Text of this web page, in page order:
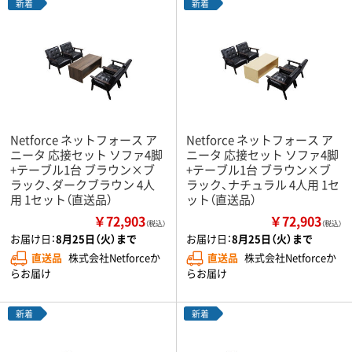
新着
Netforce ネットフォース ア
ニータ 応接セット ソファ4脚
+テーブル1台 ブラウン×ブ
ラック、ダークブラウン 4人
用 1セット（直送品）
￥72,903（税込）
お届け日：8月25日（火）まで
直送品 株式会社Netforceか
らお届け
新着
Netforce ネットフォース ア
ニータ 応接セット ソファ4脚
+テーブル1台 ブラウン×ブ
ラック、ナチュラル 4人用 1セ
ット（直送品）
￥72,903（税込）
お届け日：8月25日（火）まで
直送品 株式会社Netforceか
らお届け
新着 新着